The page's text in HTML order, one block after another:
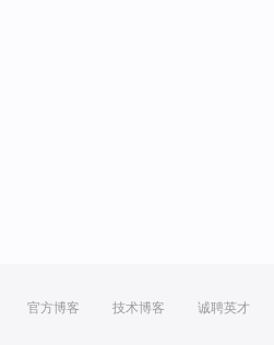
官方博客 技术博客 诚聘英才